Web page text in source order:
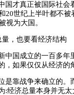
国才真正被国际社
20世纪上半叶都不被
视为大国。
，也要看经济结构
国成立的一百多年
，如果仅仅从经济
靠战争来确立的。
:经济总量本身并无